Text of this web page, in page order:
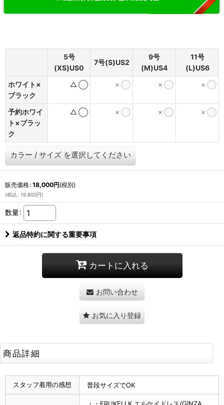
5号
(XS)US0
7号(S)US2
9号
(M)US4
11号
(L)US6
ホワイト×
ブラック
△ × × ×
予約ホワイ
ト×ブラッ
ク
△ × × ×
カラー / サイズ を選択してください
販売価格: 18,000円(税別)
(税込 : 19,800円)
数量:
返品特約に関する重要事項
カートに入れる
お問い合わせ
お気に入り登録
商品詳細
スタッフ着用の感想 普段サイズでOK